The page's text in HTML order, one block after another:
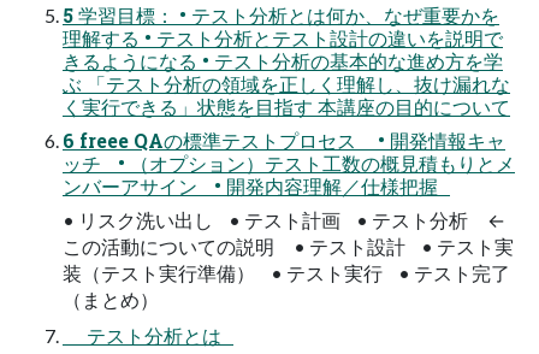
5 学習⽬標： • テスト分析とは何か、なぜ重要かを
理解する • テスト分析とテスト設計の違いを説明で
きるようになる • テスト分析の基本的な進め⽅を学
ぶ 「テスト分析の領域を正しく理解し、抜け漏れな
く実⾏できる」状態を⽬指す 本講座の⽬的について
6 freee QAの標準テストプロセス • 開発情報キャ
ッチ • （オプション）テスト工数の概見積もりとメ
ンバーアサイン • 開発内容理解／仕様把握
• リスク洗い出し • テスト計画 • テスト分析 ←
この活動についての説明 • テスト設計 • テスト実
装（テスト実行準備） • テスト実行 • テスト完了
（まとめ）
テスト分析とは